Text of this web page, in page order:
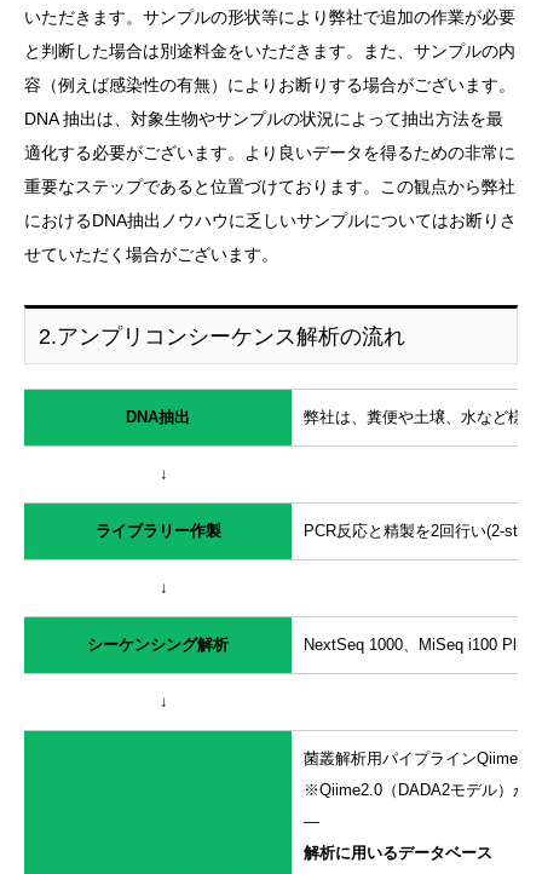
いただきます。サンプルの形状等により弊社で追加の作業が必要
と判断した場合は別途料金をいただきます。また、サンプルの内
容（例えば感染性の有無）によりお断りする場合がございます。
DNA 抽出は、対象生物やサンプルの状況によって抽出方法を最
適化する必要がございます。より良いデータを得るための非常に
重要なステップであると位置づけております。この観点から弊社
におけるDNA抽出ノウハウに乏しいサンプルについてはお断りさ
せていただく場合がございます。
2.アンプリコンシーケンス解析の流れ
DNA抽出 弊社は、糞便や土壌、水など様
↓
ライブラリー作製 PCR反応と精製を2回行い(2-
↓
シーケンシング解析 NextSeq 1000、MiSeq i100
↓
菌叢解析用パイプラインQiimeを
※Qiime2.0（DADA2モデル）が
—
解析に用いるデータベース